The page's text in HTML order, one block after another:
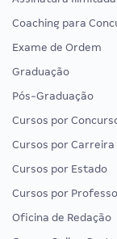
Coaching para
Exame de Ordem
Graduação
Pós-Graduação
Cursos por
Cursos por Carreira
Cursos por Estado
Cursos por
Oficina de Redação